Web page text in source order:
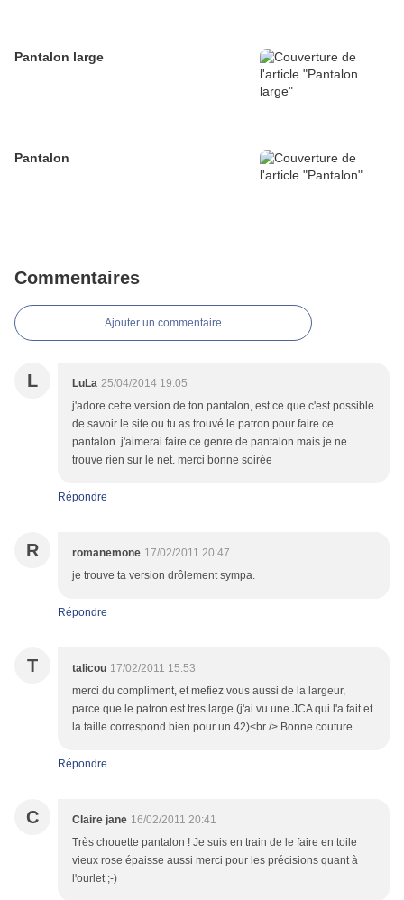
Pantalon large
Pantalon
Commentaires
Ajouter un commentaire
L LuLa 25/04/2014 19:05
j'adore cette version de ton pantalon, est ce que c'est possible
de savoir le site ou tu as trouvé le patron pour faire ce
pantalon. j'aimerai faire ce genre de pantalon mais je ne
trouve rien sur le net. merci bonne soirée
Répondre
R romanemone 17/02/2011 20:47
je trouve ta version drôlement sympa.
Répondre
T talicou 17/02/2011 15:53
merci du compliment, et mefiez vous aussi de la largeur,
parce que le patron est tres large (j'ai vu une JCA qui l'a fait et
la taille correspond bien pour un 42)<br /> Bonne couture
Répondre
C Claire jane 16/02/2011 20:41
Très chouette pantalon ! Je suis en train de le faire en toile
vieux rose épaisse aussi merci pour les précisions quant à
l'ourlet ;-)